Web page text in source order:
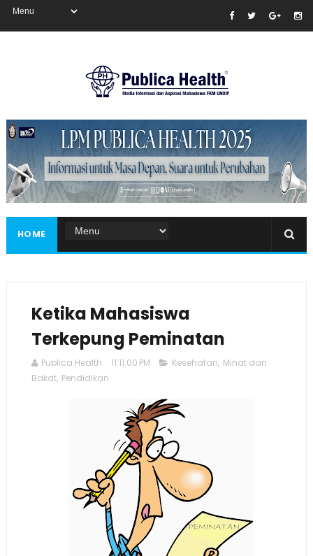
Masukkan iklan disini!
HOME
Ketika Mahasiswa
Terkepung Peminatan
Publica Health 11:11:00 PM Kesehatan, Minat dan
Bakat, Pendidikan